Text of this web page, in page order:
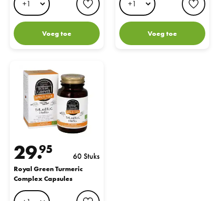
Voeg toe Voeg toe
29.
95 60 Stuks
Royal Green Turmeric
Complex Capsules